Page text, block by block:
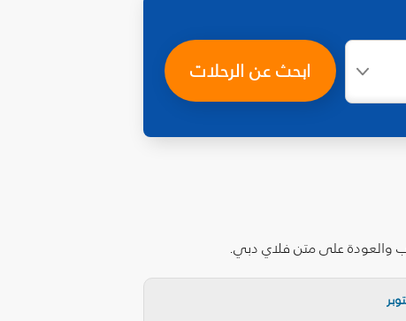
ابحث عن الرحلات
والعودة على متن فلاي دبي.